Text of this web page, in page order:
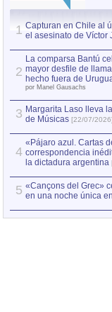
1 Capturan en Chile al
el asesinato de Víctor
2
La comparsa Bantú
mayor desfile de
hecho fuera de
por Manel Gausachs
3 Margarita Laso lleva
de Músicas [22/07/2026]
4
«Pájaro azul. Cartas
correspondencia
la dictadura argentina
5 «Cançons del Grec»
en una noche única